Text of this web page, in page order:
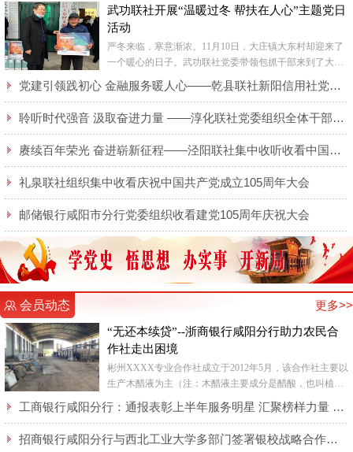
武功联社开展“温暖过冬 帮扶在人心”主题党日
活动
严冬来临，寒意渐浓。11月10日，大庄镇大东村却迎来了
一个暖心的日子。武功联社党委带领包抓干部来到了大庄
镇大东村，给脱贫户送来了生活所需的电热毯，在寒冬中
为群众送...
党建引领践初心 金融服务暖人心——乾县联社新阳信用社党支部全力保障“智慧餐厅”纪实
聆听时代强音 汲取奋进力量 ——淳化联社党委组织全体干部职工集中收听收看庆祝 中国共产党成立105周年大会实况直播
赓续百年荣光 奋进崭新征程——泾阳联社集中收听收看中国共产党成立105周年大会实况
礼泉联社组织集中收看庆祝中国共产党成立105周年大会
邮储银行咸阳市分行党委组织收看建党105周年庆祝大会
会员动态 更多>>
“无还本续贷”--浙商银行咸阳分行助力农民合
作社走出困境
彬州XXXX专业合作社成立于2012年5月，该合作社主要以
生产木醋液为主（注：木醋液主要成分是醋酸，也叫植物
酸，是木材等生物质在干馏设备中干馏后导出的蒸汽气体
混合物经...
工商银行咸阳分行：通报表彰上半年服务明星 汇聚榜样力量 激发奋进动能
招商银行咸阳分行与西北工业大学多部门签署银校战略合作协议